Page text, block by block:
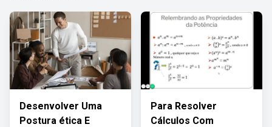
Desenvolver Uma
Postura ética E
Para Resolver
Cálculos Com